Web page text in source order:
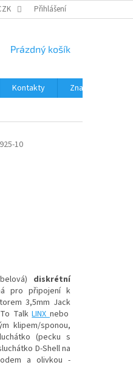
PŮJČOVNA
Přihlášení
NÁKUPNÍ
Prázdný košík
Kontakty
Značky
10
diskrétní
pro připojení k
3,5mm Jack
To TalkLINXnebo
klipem/sponou,
(pecku s
D-Shell na
a olivkou -